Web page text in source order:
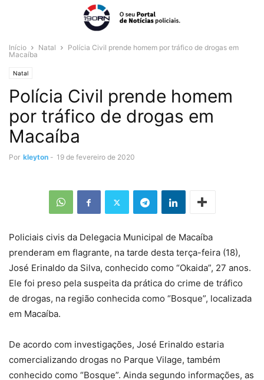
Início Natal
Polícia Civil prende homem por tráfico de drogas em
Macaíba
Natal
Polícia Civil prende homem
por tráfico de drogas em
Macaíba
Por kleyton - 19 de fevereiro de 2020
Policiais civis da Delegacia Municipal de Macaíba
prenderam em flagrante, na tarde desta terça-feira (18),
José Erinaldo da Silva, conhecido como “Okaida”, 27 anos.
Ele foi preso pela suspeita da prática do crime de tráfico
de drogas, na região conhecida como “Bosque”, localizada
em Macaíba.
De acordo com investigações, José Erinaldo estaria
comercializando drogas no Parque Vilage, também
conhecido como “Bosque”. Ainda segundo informações, as